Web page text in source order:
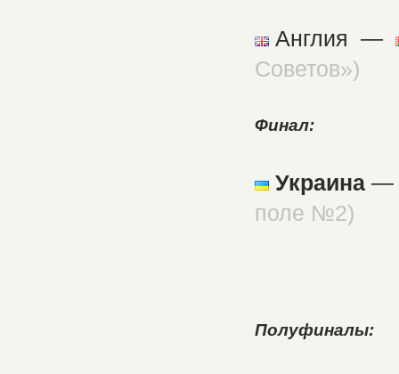
Англия —
Советов»)
Финал:
Украина —
поле №2)
Полуфиналы: